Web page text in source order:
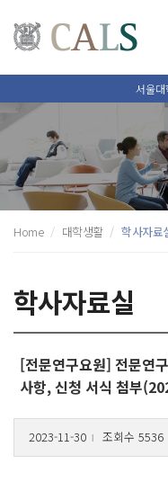
서울
Home 대학생활 학사자료
학사자료실
[전문연구요원] 전문연
사항, 신청 서식 첨부
2023-11-30 l 조회수 5536